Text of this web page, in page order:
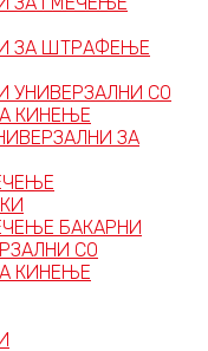
ЗА ШТРАФЕЊЕ
УНИВЕРЗАЛНИ СО
КИНЕЊЕ
ЗА
БАКАРНИ
СО
КИНЕЊЕ